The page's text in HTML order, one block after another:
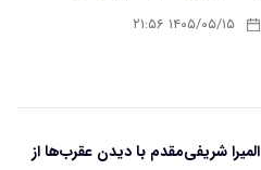
۱۴۰۵/۰۵/۱۵ ۲۱:۵۶
المیرا شریفی‌مقدم با دیدن عقرب‌ها از